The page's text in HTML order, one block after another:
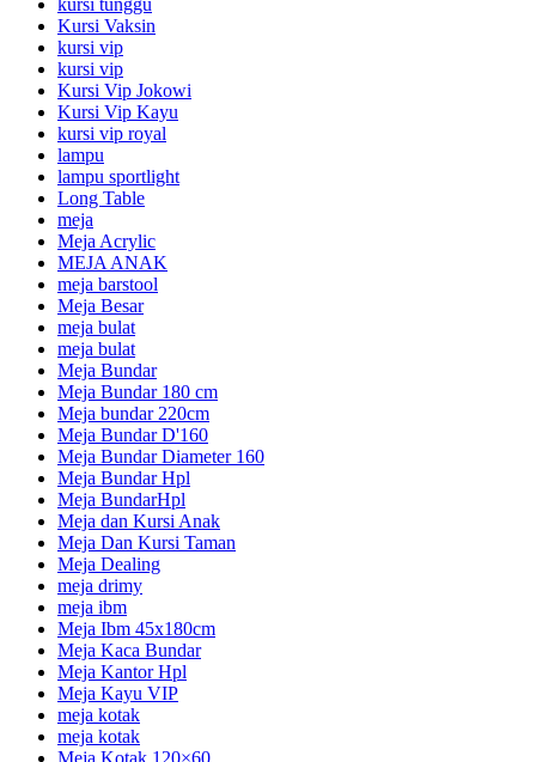
kursi tunggu
Kursi Vaksin
kursi vip
kursi vip
Kursi Vip Jokowi
Kursi Vip Kayu
kursi vip royal
lampu
lampu sportlight
Long Table
meja
Meja Acrylic
MEJA ANAK
meja barstool
Meja Besar
meja bulat
meja bulat
Meja Bundar
Meja Bundar 180 cm
Meja bundar 220cm
Meja Bundar D'160
Meja Bundar Diameter 160
Meja Bundar Hpl
Meja BundarHpl
Meja dan Kursi Anak
Meja Dan Kursi Taman
Meja Dealing
meja drimy
meja ibm
Meja Ibm 45x180cm
Meja Kaca Bundar
Meja Kantor Hpl
Meja Kayu VIP
meja kotak
meja kotak